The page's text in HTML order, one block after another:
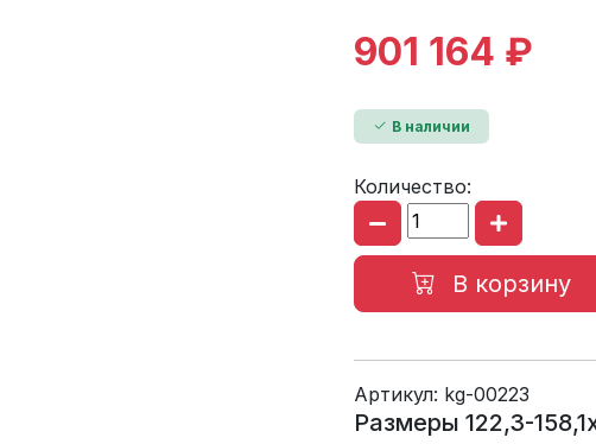
901 164 ₽
В наличии
Количество:
В корзину
Артикул: kg-00223
Размеры 122,3-